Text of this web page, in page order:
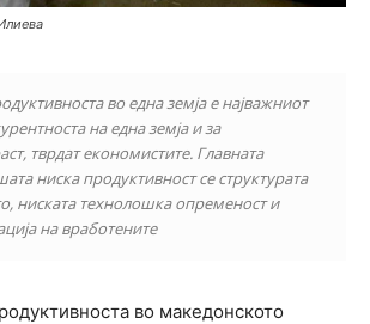
во една земја е најважниот
на една земја и за
тврдат економистите. Главната
ниска продуктивност се структурата
ниската технолошка опременост и
на вработените
во македонското